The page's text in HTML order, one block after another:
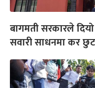
बागमती सरकारले
सवारी साधनमा कर छुट